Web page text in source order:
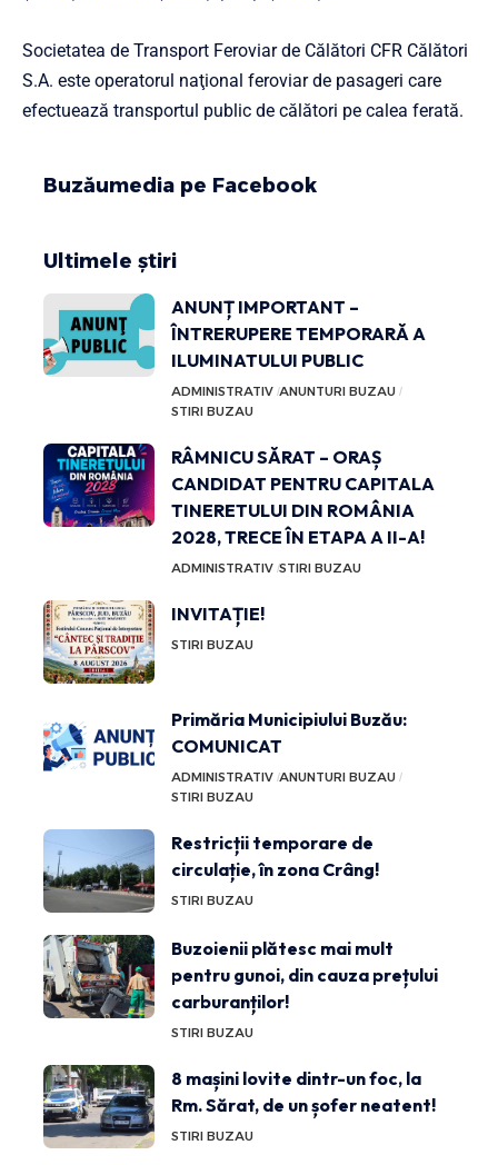
Societatea de Transport Feroviar de Călători CFR Călători
S.A. este operatorul naţional feroviar de pasageri care
efectuează transportul public de călători pe calea ferată.
Buzăumedia pe Facebook
Ultimele știri
ANUNȚ IMPORTANT –
ÎNTRERUPERE TEMPORARĂ A
ILUMINATULUI PUBLIC
ADMINISTRATIV ANUNTURI BUZAU
STIRI BUZAU
RÂMNICU SĂRAT – ORAȘ
CANDIDAT PENTRU CAPITALA
TINERETULUI DIN ROMÂNIA
2028, TRECE ÎN ETAPA A II-A!
ADMINISTRATIV STIRI BUZAU
INVITAȚIE!
STIRI BUZAU
Primăria Municipiului Buzău:
COMUNICAT
ADMINISTRATIV ANUNTURI BUZAU
STIRI BUZAU
Restricții temporare de
circulație, în zona Crâng!
STIRI BUZAU
Buzoienii plătesc mai mult
pentru gunoi, din cauza prețului
carburanților!
STIRI BUZAU
8 mașini lovite dintr-un foc, la
Rm. Sărat, de un șofer neatent!
STIRI BUZAU